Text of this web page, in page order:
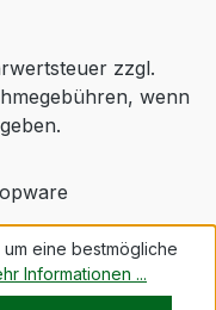
zzgl.
wenn
eine bestmögliche
Informationen ...